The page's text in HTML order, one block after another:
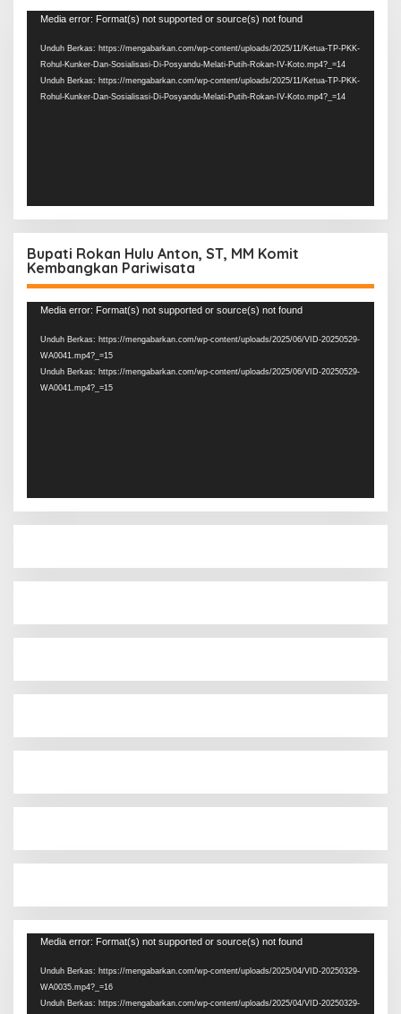
Pemutar
Media error: Format(s) not supported or source(s) not found
Unduh Berkas: https://mengabarkan.com/wp-content/uploads/2025/11/Ketua-TP-PKK-
Rohul-Kunker-Dan-Sosialisasi-Di-Posyandu-Melati-Putih-Rokan-IV-Koto.mp4?_=14
Unduh Berkas: https://mengabarkan.com/wp-content/uploads/2025/11/Ketua-TP-PKK-
Rohul-Kunker-Dan-Sosialisasi-Di-Posyandu-Melati-Putih-Rokan-IV-Koto.mp4?_=14
Bupati Rokan Hulu Anton, ST, MM Komit
Kembangkan Pariwisata
Pemutar
Media error: Format(s) not supported or source(s) not found
Unduh Berkas: https://mengabarkan.com/wp-content/uploads/2025/06/VID-20250529-
WA0041.mp4?_=15
Unduh Berkas: https://mengabarkan.com/wp-content/uploads/2025/06/VID-20250529-
WA0041.mp4?_=15
Pemutar
Media error: Format(s) not supported or source(s) not found
Unduh Berkas: https://mengabarkan.com/wp-content/uploads/2025/04/VID-20250329-
WA0035.mp4?_=16
Unduh Berkas: https://mengabarkan.com/wp-content/uploads/2025/04/VID-20250329-